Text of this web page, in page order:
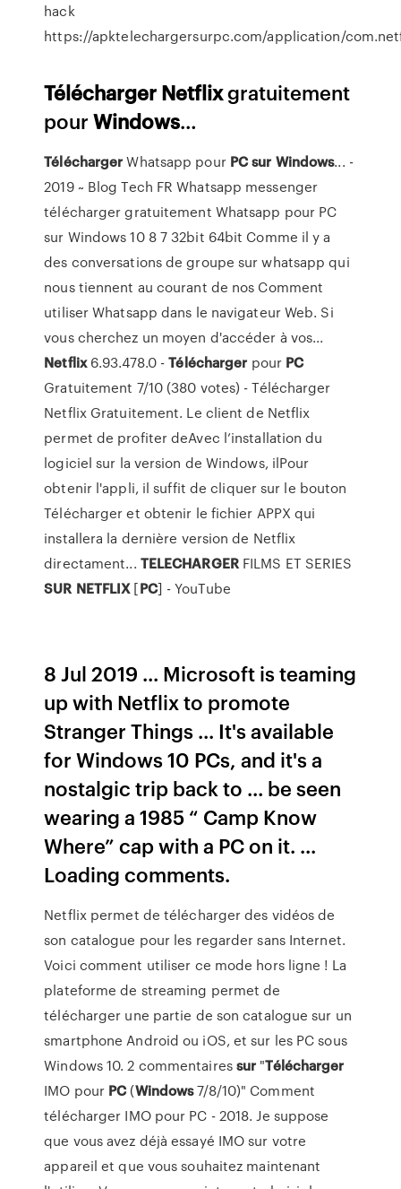
hack
https://apktelechargersurpc.com/application/
Télécharger Netflixgratuitement
pourWindows…
TéléchargerWhatsapp pour PCsur Windows... -
2019 ~ Blog Tech FR Whatsapp messenger
télécharger gratuitement Whatsapp pour PC
sur Windows 10 8 7 32bit 64bit Comme il y a
des conversations de groupe sur whatsapp qui
nous tiennent au courant de nos Comment
utiliser Whatsapp dans le navigateur Web. Si
vous cherchez un moyen d'accéder à vos...
Netflix6.93.478.0 -Télécharger pour PC
Gratuitement 7/10 (380 votes) - Télécharger
Netflix Gratuitement. Le client de Netflix
permet de profiter deAvec l’installation du
logiciel sur la version de Windows, ilPour
obtenir l'appli, il suffit de cliquer sur le bouton
Télécharger et obtenir le fichier APPX qui
installera la dernière version de Netflix
directament... TELECHARGERFILMS ET SERIES
SUR NETFLIX[PC] - YouTube
8 Jul 2019 ... Microsoft is teaming
up with Netflix to promote
Stranger Things ... It's available
for Windows 10 PCs, and it's a
nostalgic trip back to ... be seen
wearing a 1985 “ Camp Know
Where” cap with a PC on it. ...
Loading comments.
Netflix permet de télécharger des vidéos de
son catalogue pour les regarder sans Internet.
Voici comment utiliser ce mode hors ligne ! La
plateforme de streaming permet de
télécharger une partie de son catalogue sur un
smartphone Android ou iOS, et sur les PC sous
Windows 10. 2 commentairessur "Télécharger
IMO pour PC(Windows7/8/10)" Comment
télécharger IMO pour PC - 2018. Je suppose
que vous avez déjà essayé IMO sur votre
appareil et que vous souhaitez maintenant